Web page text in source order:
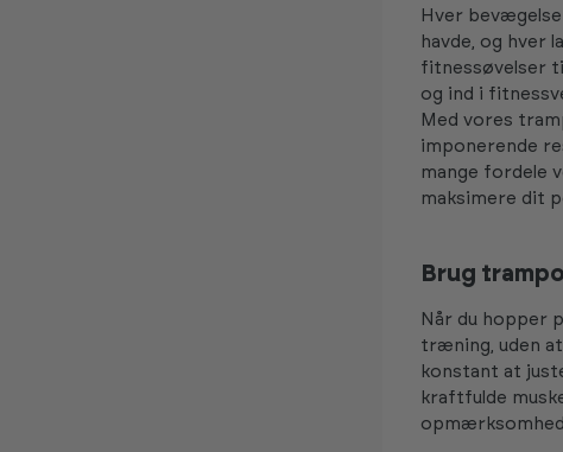
Hver
havde, og hver
fitnessøvelser
og ind i
Med vores
imponerende
mange fordele
maksimere dit
Brug
Når du hopper
træning, uden
konstant at
kraftfulde